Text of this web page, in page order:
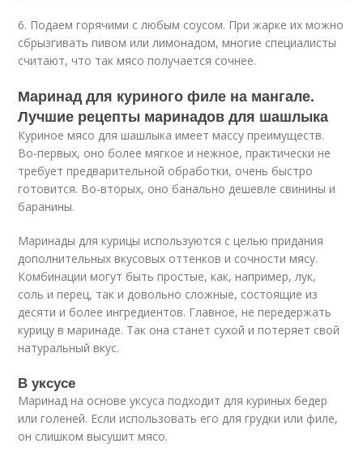
6. Подаем горячими с любым соусом. При жарке их можно
сбрызгивать пивом или лимонадом, многие специалисты
считают, что так мясо получается сочнее.
Маринад для куриного филе на мангале.
Лучшие рецепты маринадов для шашлыка
Куриное мясо для шашлыка имеет массу преимуществ.
Во-первых, оно более мягкое и нежное, практически не
требует предварительной обработки, очень быстро
готовится. Во-вторых, оно банально дешевле свинины и
баранины.
Маринады для курицы используются с целью придания
дополнительных вкусовых оттенков и сочности мясу.
Комбинации могут быть простые, как, например, лук,
соль и перец, так и довольно сложные, состоящие из
десяти и более ингредиентов. Главное, не передержать
курицу в маринаде. Так она станет сухой и потеряет свой
натуральный вкус.
В уксусе
Маринад на основе уксуса подходит для куриных бедер
или голеней. Если использовать его для грудки или филе,
он слишком высушит мясо.